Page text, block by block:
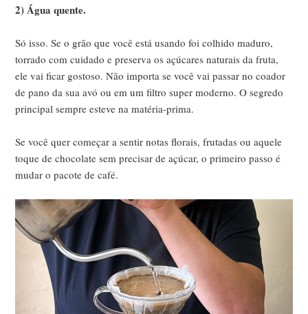
2) Água quente.
Só isso. Se o grão que você está usando foi colhido maduro,
torrado com cuidado e preserva os açúcares naturais da fruta,
ele vai ficar gostoso. Não importa se você vai passar no coador
de pano da sua avó ou em um filtro super moderno. O segredo
principal sempre esteve na matéria-prima.
Se você quer começar a sentir notas florais, frutadas ou aquele
toque de chocolate sem precisar de açúcar, o primeiro passo é
mudar o pacote de café.